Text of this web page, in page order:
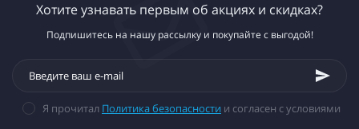
Хотите узнавать первым об акциях и скидках?
Подпишитесь на нашу рассылку и покупайте с выгодой!
Я прочитал Политика безопасности и согласен с условиями